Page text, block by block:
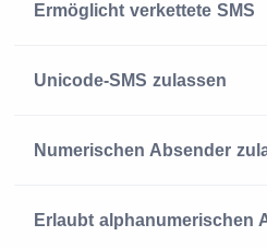
Ermöglicht verkettete SMS
Unicode-SMS zulassen
Numerischen Absender
Erlaubt alphanumerischen